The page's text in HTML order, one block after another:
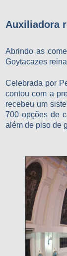
Auxiliadora
Abrindo as
Goytacazes
Celebrada por
contou com a
recebeu um
700 opções de
além de piso de